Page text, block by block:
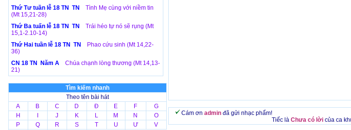
Thứ Tư tuần lễ 18 TN TN
Tình Mẹ cùng với niềm tin
(Mt 15,21-28)
Thứ Ba tuấn lễ 18 TN TN
Trái héo tự nó sẽ rụng (Mt
15,1-2.10-14)
Thứ Hai tuần lễ 18 TN TN
Phao cứu sinh (Mt 14,22-
36)
CN 18 TN Năm A
Chúa chạnh lòng thương (Mt 14,13-
21)
Tìm kiếm nhanh
Theo tên bài hát
A
B C D Đ E F
G
H
J K L M N
O
P
Q R S T U Ư
V
Cám ơn adminđã gửi nhạc phẩm!
Tiếc là Chưa có lờicủa ca